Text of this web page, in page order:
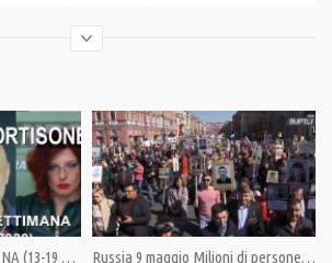
scorso. Dall’arresto di Epstein, la Maxwell è
Bretagna e Israele. È accusata di aver
di segreti che fanno tremare in molti tra
della CIA, di jeff Hoffman e Margherita
NEWS DELLA SETTIMANA (13-19 giu. 2020) Russia 9 maggio Milioni di persone ricordano i loro caduti che sconfissero il nazifascismo